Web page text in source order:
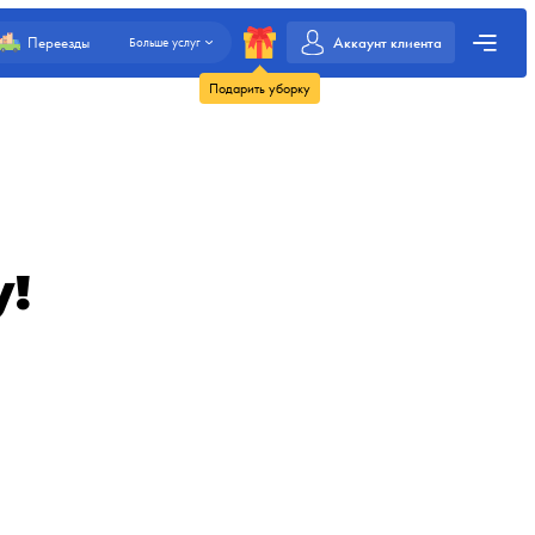
Переезды Больше услуг
Подарить уборку
Аккаунт клиента